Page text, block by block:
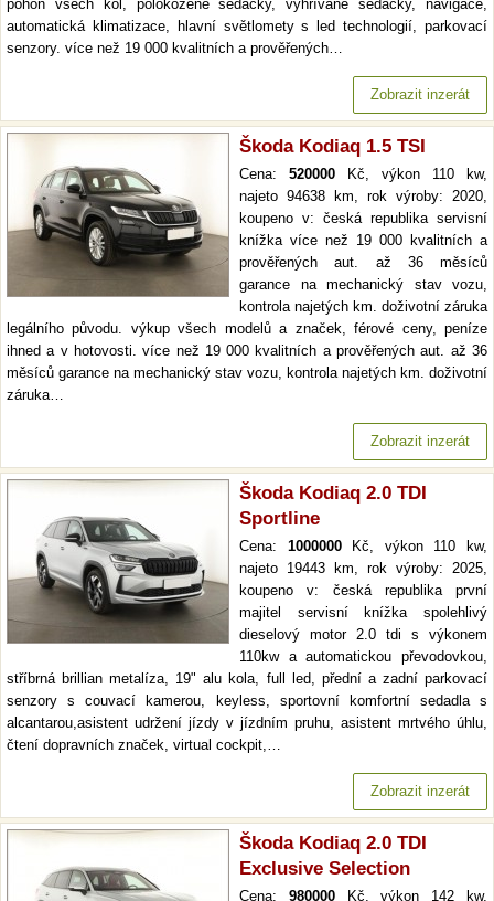
pohon všech kol, polokožené sedačky, vyhřívané sedačky, navigace,
automatická klimatizace, hlavní světlomety s led technologií, parkovací
senzory. více než 19 000 kvalitních a prověřených…
Zobrazit inzerát
Škoda Kodiaq 1.5 TSI
Cena: 520000 Kč, výkon 110 kw,
najeto 94638 km, rok výroby: 2020,
koupeno v: česká republika servisní
knížka více než 19 000 kvalitních a
prověřených aut. až 36 měsíců
garance na mechanický stav vozu,
kontrola najetých km. doživotní záruka
legálního původu. výkup všech modelů a značek, férové ceny, peníze
ihned a v hotovosti. více než 19 000 kvalitních a prověřených aut. až 36
měsíců garance na mechanický stav vozu, kontrola najetých km. doživotní
záruka…
Zobrazit inzerát
Škoda Kodiaq 2.0 TDI
Sportline
Cena: 1000000Kč, výkon 110 kw,
najeto 19443 km, rok výroby: 2025,
koupeno v: česká republika první
majitel servisní knížka spolehlivý
dieselový motor 2.0 tdi s výkonem
110kw a automatickou převodovkou,
stříbrná brillian metalíza, 19" alu kola, full led, přední a zadní parkovací
senzory s couvací kamerou, keyless, sportovní komfortní sedadla s
alcantarou,asistent udržení jízdy v jízdním pruhu, asistent mrtvého úhlu,
čtení dopravních značek, virtual cockpit,…
Zobrazit inzerát
Škoda Kodiaq 2.0 TDI
Exclusive Selection
Cena: 980000Kč, výkon 142 kw,